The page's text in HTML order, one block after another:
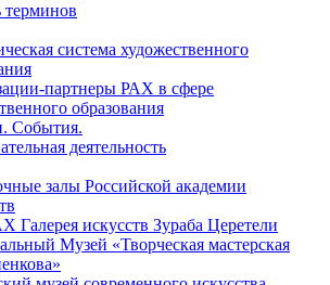
терминов
система художественного
партнеры РАХ в сфере
образования
События.
деятельность
залы Российской академии
искусств Зураба Церетели
Музей «Творческая мастерская